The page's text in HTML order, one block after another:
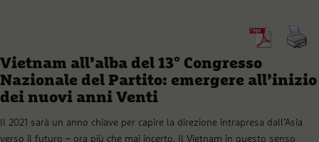
Vietnam all’alba del 13° Congresso
Nazionale del Partito: emergere all’inizio
dei nuovi anni Venti
Il 2021 sarà un anno chiave per capire la direzione intrapresa dall’Asia
verso il futuro – ora più che mai incerto. Il Vietnam in questo senso